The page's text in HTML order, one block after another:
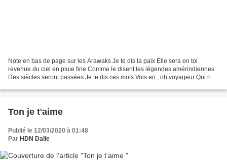
Note en bas de page sur les Arawaks Je te dis la paix Elle sera en toi
revenue du ciel en pluie fine Comme le disent les légendes amérindiennes
Des siècles seront passées Je te dis ces mots Vois en , oh voyageur Qui rien
Ton je t'aime
Publié le 12/03/2020 à 01:48
Par HDN Dalle